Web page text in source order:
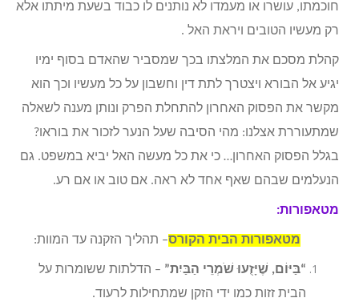
חוכמתו, עושרו או מעמדו לא נותנים לו כבוד בשעת מיתתו אלא
רק מעשיו הטובים ויראת האל .
קהלת מסכם את המלצתו בכך שמסביר שהאדם בסוף ימיו
יגיע אל הבורא ויצטרך לתת דין וחשבון על כל מעשיו וכך הוא
מקשר את הפסוק האחרון להתחלת הפרק ונותן מענה לשאלה
שמתעוררת אצלנו: מהי הסיבה שעל הנער לזכור את בוראו?
בגלל הפסוק האחרון… כי את כל מעשה האל יביא במשפט. גם
הנעלמים שבהם שאף אחד לא ראה. אם טוב או אם רע.
מטאפורות:
מטאפורות הבית הקורס– תהליך הזקנה עד המוות:
“בַּיּוֹם, שֶׁיָּזֻעוּ שֹׁמְרֵי הַבַּיִת” – הדלתות ששומרות על
הבית זזות כמו ידי הזקן שמתחילות לרעוד.